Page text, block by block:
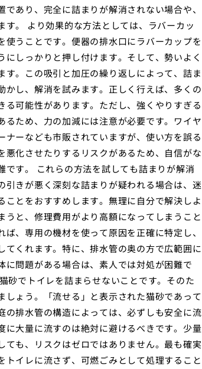
あり、完全に詰まりが解消されない場合や、
す。 より効果的な方法としては、ラバーカッ
使うことです。便器の排水口にラバーカップを
にしっかりと押し付けます。そして、勢いよく
す。この吸引と加圧の繰り返しによって、詰ま
かし、解消を試みます。正しく行えば、多くの
る可能性があります。ただし、強くやりすぎる
るため、力の加減には注意が必要です。ワイヤ
ナーなども市販されていますが、使い方を誤る
悪化させたりするリスクがあるため、自信がな
です。 これらの方法を試しても詰まりが解消
引きが悪く深刻な詰まりが疑われる場合は、迷
ことをおすすめします。無理に自分で解決しよ
うと、修理費用がより高額になってしまうこと
、専用の機材を使って原因を正確に特定し、
てくれます。特に、排水管の奥の方で広範囲に
に問題がある場合は、素人では対処が困難で
砂でトイレを詰まらせないことです。そのた
しょう。「流せる」と表示された猫砂であって
の排水管の構造によっては、必ずしも安全に流
に大量に流すのは絶対に避けるべきです。少量
ても、リスクはゼロではありません。最も確実
トイレに流さず、可燃ごみとして処理すること